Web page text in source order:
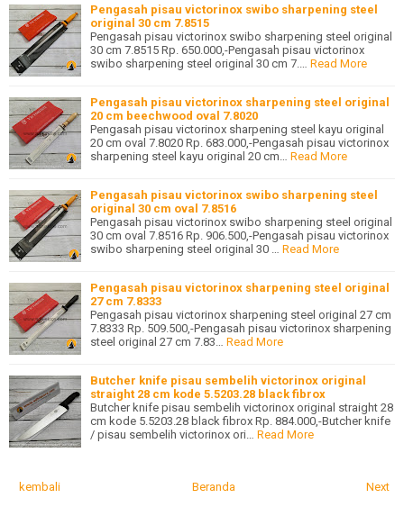
Pengasah pisau victorinox swibo sharpening steel
original 30 cm 7.8515
Pengasah pisau victorinox swibo sharpening steel original
30 cm 7.8515 Rp. 650.000,-Pengasah pisau victorinox
swibo sharpening steel original 30 cm 7.… Read More
Pengasah pisau victorinox sharpening steel original
20 cm beechwood oval 7.8020
Pengasah pisau victorinox sharpening steel kayu original
20 cm oval 7.8020 Rp. 683.000,-Pengasah pisau victorinox
sharpening steel kayu original 20 cm… Read More
Pengasah pisau victorinox swibo sharpening steel
original 30 cm oval 7.8516
Pengasah pisau victorinox swibo sharpening steel original
30 cm oval 7.8516 Rp. 906.500,-Pengasah pisau victorinox
swibo sharpening steel original 30 … Read More
Pengasah pisau victorinox sharpening steel original
27 cm 7.8333
Pengasah pisau victorinox sharpening steel original 27 cm
7.8333 Rp. 509.500,-Pengasah pisau victorinox sharpening
steel original 27 cm 7.83… Read More
Butcher knife pisau sembelih victorinox original
straight 28 cm kode 5.5203.28 black fibrox
Butcher knife pisau sembelih victorinox original straight 28
cm kode 5.5203.28 black fibrox Rp. 884.000,-Butcher knife
/ pisau sembelih victorinox ori… Read More
kembali Next
Beranda